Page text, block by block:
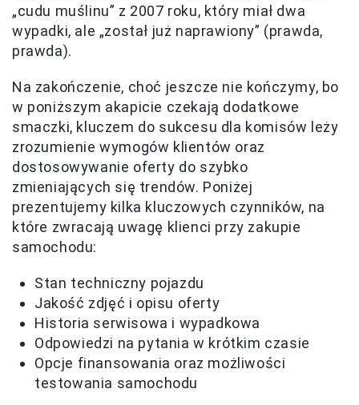
„cudu muślinu” z 2007 roku, który miał dwa
wypadki, ale „został już naprawiony” (prawda,
prawda).
Na zakończenie, choć jeszcze nie kończymy, bo
w poniższym akapicie czekają dodatkowe
smaczki, kluczem do sukcesu dla komisów leży
zrozumienie wymogów klientów oraz
dostosowywanie oferty do szybko
zmieniających się trendów. Poniżej
prezentujemy kilka kluczowych czynników, na
które zwracają uwagę klienci przy zakupie
samochodu:
Stan techniczny pojazdu
Jakość zdjęć i opisu oferty
Historia serwisowa i wypadkowa
Odpowiedzi na pytania w krótkim czasie
Opcje finansowania oraz możliwości
testowania samochodu